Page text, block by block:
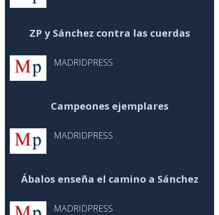
ZP y Sánchez contra las cuerdas
MADRIDPRESS
Campeones ejemplares
MADRIDPRESS
Ábalos enseña el camino a Sánchez
MADRIDPRESS